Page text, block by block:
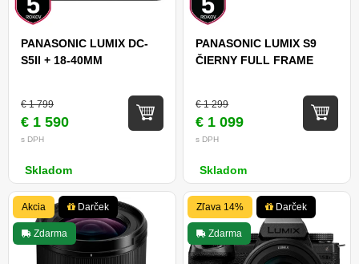
PANASONIC LUMIX DC-
S5II + 18-40MM
€ 1 799
€ 1 590
s DPH
Skladom
PANASONIC LUMIX S9
ČIERNY FULL FRAME
€ 1 299
€ 1 099
s DPH
Skladom
Akcia Darček
Zdarma
Zľava 14% Darček
Zdarma